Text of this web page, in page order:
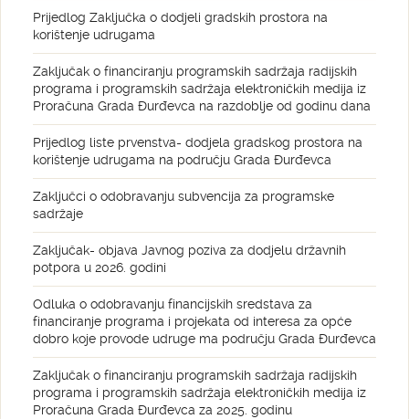
Prijedlog Zaključka o dodjeli gradskih prostora na
korištenje udrugama
Zaključak o financiranju programskih sadržaja radijskih
programa i programskih sadržaja elektroničkih medija iz
Proračuna Grada Đurđevca na razdoblje od godinu dana
Prijedlog liste prvenstva- dodjela gradskog prostora na
korištenje udrugama na području Grada Đurđevca
Zaključci o odobravanju subvencija za programske
sadržaje
Zaključak- objava Javnog poziva za dodjelu državnih
potpora u 2026. godini
Odluka o odobravanju financijskih sredstava za
financiranje programa i projekata od interesa za opće
dobro koje provode udruge ma području Grada Đurđevca
Zaključak o financiranju programskih sadržaja radijskih
programa i programskih sadržaja elektroničkih medija iz
Proračuna Grada Đurđevca za 2025. godinu